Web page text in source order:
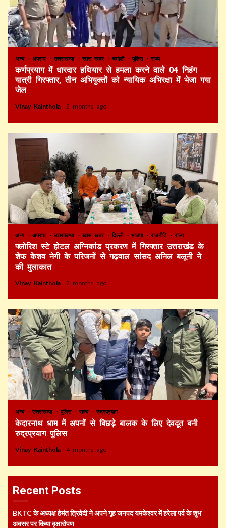
अन्य अपराध उत्तराखण्ड खास खबर चमोली पुलिस राज्य
कर्णप्रयाग में धारदार हथियार से हमला करने वाले 04 निहंग
यात्री गिरफ्तार, तीन अभियुक्तों को न्यायिक अभिरक्षा में भेजा गया
जेल
Vinay Kainthola 2 months ago
अन्य अपराध उत्तराखण्ड खास खबर दिल्ली भाजपा राजनीति राज्य
फ्लोरिश स्टे होटल अग्निकांड प्रकरण में गिरफ्तार उत्तराखंड के
शेफ केशव नेगी के परिजनों से गढ़वाल सांसद अनिल बलूनी ने
की मुलाकात
Vinay Kainthola 2 months ago
अन्य उत्तराखण्ड पुलिस राज्य रुद्रप्रयाग
केदारनाथ धाम में अपनों से बिछड़े बालक के लिए देवदूत बनी
रुद्रप्रयाग पुलिस
Vinay Kainthola 4 months ago
Recent Posts
BKTC के अध्यक्ष हेमंत त्रिवेदी ने अपने गृह जनपद यमकेश्वर में हरेला पर्व के शुभ
अवसर पर किया वृक्षारोपण